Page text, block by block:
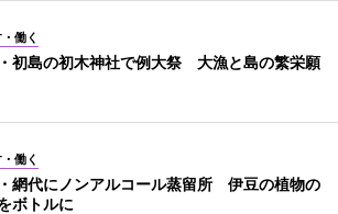
働く
初島の初木神社で例大祭 大漁と島の繁栄願
働く
網代にノンアルコール蒸留所 伊豆の植物の
ボトルに